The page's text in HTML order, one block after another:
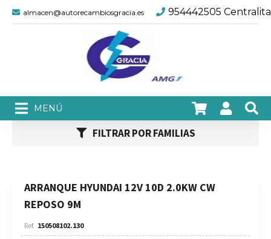
almacen@autorecambiosgracia.es 954442505 Centralita
FILTRAR POR FAMILIAS
ARRANQUE HYUNDAI 12V 10D 2.0KW CW
REPOSO 9M
150508102.130